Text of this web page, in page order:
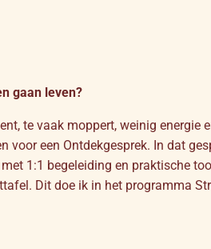
gaan leven?
te vaak moppert, weinig energie
een Ontdekgesprek. In dat
1:1 begeleiding en praktische
Dit doe ik in het programma